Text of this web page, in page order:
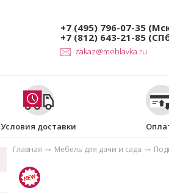
+7 (495) 796-07-35
+7 (812) 643-21-85
zakaz@meblavka.ru
Условия доставки
Главная Мебель для дачи и сада